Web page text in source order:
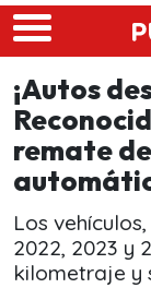
Skip to main
¡Autos
remate
Los
2022, 2023 y
kilometraje y